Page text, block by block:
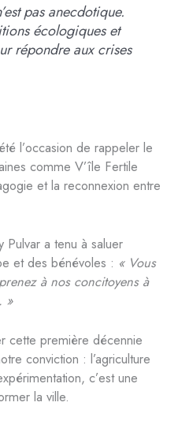
pas anecdotique.
écologiques et
répondre aux crises
l’occasion de rappeler le
comme V’île Fertile
et la reconnexion entre
Pulvar a tenu à saluer
et des bénévoles : « Vous
à nos concitoyens à
»
cette première décennie
conviction : l’agriculture
c’est une
la ville.